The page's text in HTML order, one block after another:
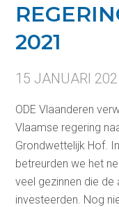
2021
15 JANUARI
ODE Vlaanderen
Vlaamse regering
Grondwettelijk Hof.
betreurden we het
veel gezinnen die de
investeerden. Nog